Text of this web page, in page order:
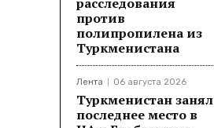
против
полипропилена из
Туркменистана
Лента 06 августа 2026
Туркменистан занял
последнее место в